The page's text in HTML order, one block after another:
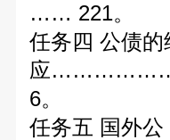
…… 221。
任务四 公债的
应
6。
任务五 国外公